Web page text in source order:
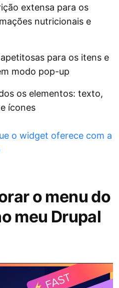
extensa para os
nutricionais e
para os itens e
modo pop-up
os elementos: texto,
ícones
o widget oferece com a
o menu do
meu Drupal